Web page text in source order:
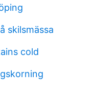
skilsmässa
cold